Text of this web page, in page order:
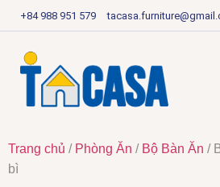
+84 988 951 579
Trang chủ / Phòng Ăn / Bộ Bàn Ăn /
bì